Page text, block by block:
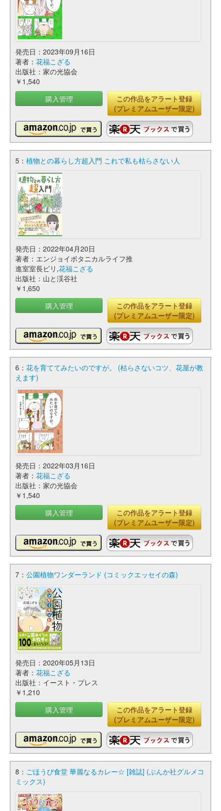
発売日：2023年09月16日
著者： 花福こざる
出版社：家の光協会
￥1,540
購入管理
この作品をアラート登録
(プレミアムユーザー限定)
5： 植物との暮らし方超入門 これで私も枯らさない人
発売日：2022年04月20日
著者：エンジョイボタニカルライフ推
進室室長ビリ,花福こざる
出版社：山と渓谷社
￥1,650
購入管理
この作品をアラート登録
(プレミアムユーザー限定)
6： 花を育ててみたいのですが。 (枯らさないコツ、花屋が教
えます)
発売日：2022年03月16日
著者： 花福こざる
出版社：家の光協会
￥1,540
購入管理
この作品をアラート登録
(プレミアムユーザー限定)
7： 公園植物ワンダーランド (コミックエッセイの森)
発売日：2020年05月13日
著者： 花福こざる
出版社：イースト・プレス
￥1,210
購入管理
この作品をアラート登録
(プレミアムユーザー限定)
8： ごほうび食堂 華麗なるカレー☆ [雑誌] (ぶんか社グルメコ
ミックス)